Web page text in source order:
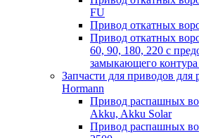
FU
Привод откатных
Привод откатных
60, 90, 180, 220 с
замыкающего
Запчасти для приводов
Hormann
Привод распашных
Akku, Akku Solar
Привод распашных